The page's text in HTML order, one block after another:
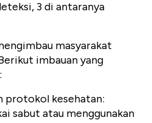
3 di antaranya
masyarakat
imbauan yang
protokol kesehatan:
sabut atau menggunakan